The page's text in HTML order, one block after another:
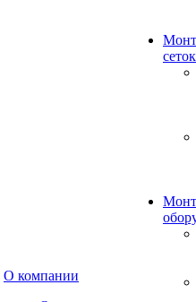
О компании
сеток